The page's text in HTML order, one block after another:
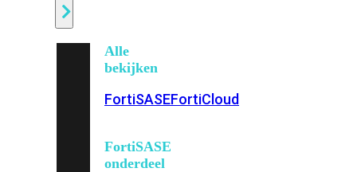
Alle
bekijken
FortiSASEFortiCloud
FortiSASE
onderdeel